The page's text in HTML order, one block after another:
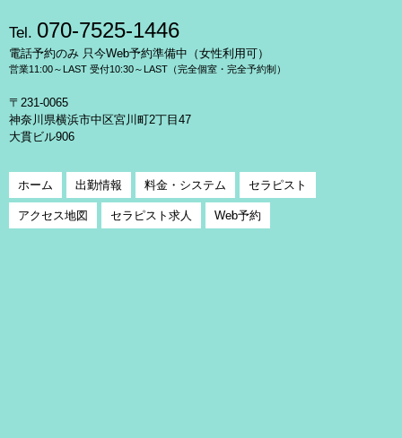
Tel. 070-7525-1446
電話予約のみ 只今Web予約準備中（女性利用可）
営業11:00～LAST 受付10:30～LAST（完全個室・完全予約制）
〒231-0065
神奈川県横浜市中区宮川町2丁目47
大貫ビル906
ホーム 出勤情報 料金・システム セラピスト
アクセス地図 セラピスト求人 Web予約